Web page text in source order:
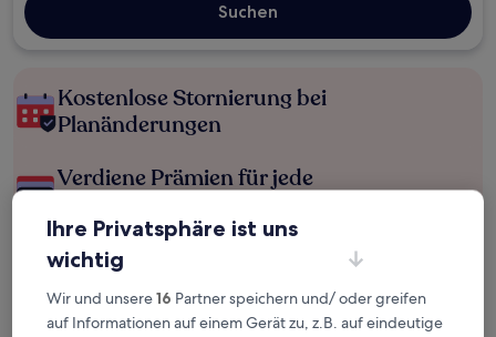
Suchen
Kostenlose Stornierung bei
Planänderungen
Verdiene Prämien für jede
Mehr sparen mit Preisen für Mitglieder
Ihre Privatsphäre ist uns
wichtig
Wir und unsere16 Partner speichern und/ oder greifen
auf Informationen auf einem Gerät zu, z.B. auf eindeutige